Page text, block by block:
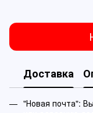
Доставка
"Новая почта":